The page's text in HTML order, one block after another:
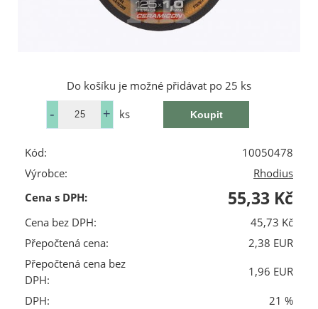
Do košíku je možné přidávat po 25 ks
ks
Kód:
10050478
Výrobce:
Rhodius
Cena s DPH:
55,33 Kč
Cena bez DPH:
45,73 Kč
Přepočtená cena:
2,38 EUR
Přepočtená cena bez
DPH:
1,96 EUR
DPH:
21 %